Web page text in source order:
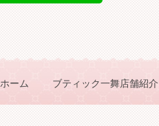
ホーム ブティック一舞店舗紹介